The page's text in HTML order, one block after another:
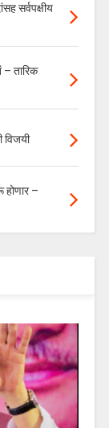
सर्वपक्षीय
– तारिक
विजयी
होणार –